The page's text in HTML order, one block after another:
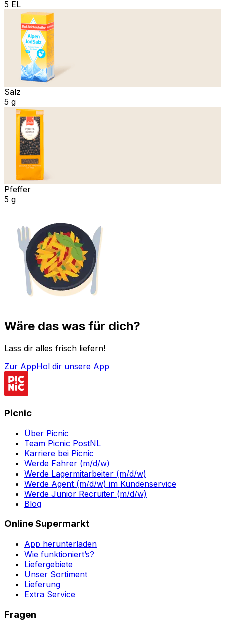
5 EL
Salz
5 g
Pfeffer
5 g
Wäre das was für dich?
Lass dir alles frisch liefern!
Zur AppHol dir unsere App
Picnic
Über Picnic
Team Picnic PostNL
Karriere bei Picnic
Werde Fahrer (m/d/w)
Werde Lagermitarbeiter (m/d/w)
Werde Agent (m/d/w) im Kundenservice
Werde Junior Recruiter (m/d/w)
Blog
Online Supermarkt
App herunterladen
Wie funktioniert’s?
Liefergebiete
Unser Sortiment
Lieferung
Extra Service
Fragen